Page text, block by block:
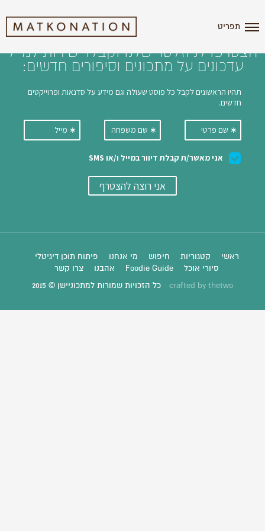
תפריט
הצטרפו לניוזלטר שלנו וקבלו ישירות למייל
עדכונים על מתכונים וסיפורים חדשים:
ראשי קטגוריות חיפוש מי אנחנו
פיתוח תוכן דיגיטלי
סיורי אוכל
Foodie Guide אהבנו צרו קשר
crafted by thetwo כל הזכויות שמורות למתכוניישן © 2015